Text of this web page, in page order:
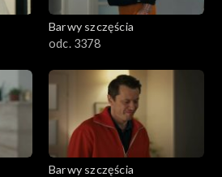
Barwy szczęścia
odc. 3378
Barwy szczęścia